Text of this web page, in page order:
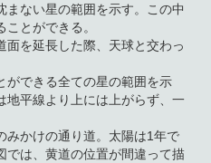
まない星の範囲を示す。この中
とができる。
面を延長した際、天球と交わっ
ができる全ての星の範囲を示
地平線より上には上がらず、一
みかけの通り道。太陽は1年で
では、黄道の位置が間違って描